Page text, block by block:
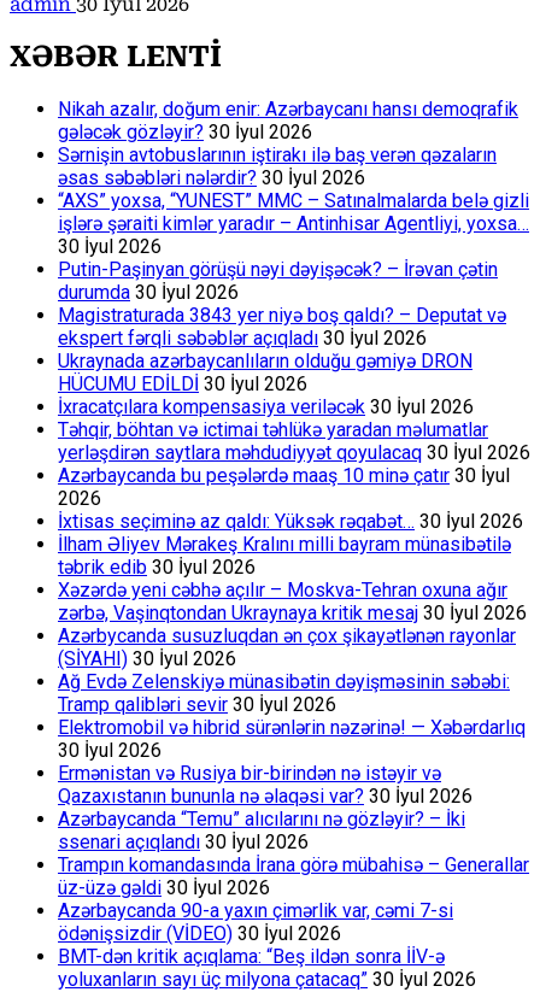
XƏBƏR LENTİ
Nikah azalır, doğum enir: Azərbaycanı hansı demoqrafik
gələcək gözləyir? 30 İyul 2026
Sərnişin avtobuslarının iştirakı ilə baş verən qəzaların
əsas səbəbləri nələrdir? 30 İyul 2026
“AXS” yoxsa, “YUNEST” MMC – Satınalmalarda belə gizli
işlərə şəraiti kimlər yaradır – Antinhisar Agentliyi, yoxsa…
30 İyul 2026
Putin-Paşinyan görüşü nəyi dəyişəcək? – İrəvan çətin
durumda 30 İyul 2026
Magistraturada 3843 yer niyə boş qaldı? – Deputat və
ekspert fərqli səbəblər açıqladı 30 İyul 2026
Ukraynada azərbaycanlıların olduğu gəmiyə DRON
HÜCUMU EDİLDİ 30 İyul 2026
İxracatçılara kompensasiya veriləcək 30 İyul 2026
Təhqir, böhtan və ictimai təhlükə yaradan məlumatlar
yerləşdirən saytlara məhdudiyyət qoyulacaq 30 İyul 2026
Azərbaycanda bu peşələrdə maaş 10 minə çatır 30 İyul
2026
İxtisas seçiminə az qaldı: Yüksək rəqabət… 30 İyul 2026
İlham Əliyev Mərakeş Kralını milli bayram münasibətilə
təbrik edib 30 İyul 2026
Xəzərdə yeni cəbhə açılır – Moskva-Tehran oxuna ağır
zərbə, Vaşinqtondan Ukraynaya kritik mesaj 30 İyul 2026
Azərbycanda susuzluqdan ən çox şikayətlənən rayonlar
(SİYAHI) 30 İyul 2026
Ağ Evdə Zelenskiyə münasibətin dəyişməsinin səbəbi:
Tramp qalibləri sevir 30 İyul 2026
Elektromobil və hibrid sürənlərin nəzərinə! — Xəbərdarlıq
30 İyul 2026
Ermənistan və Rusiya bir-birindən nə istəyir və
Qazaxıstanın bununla nə əlaqəsi var? 30 İyul 2026
Azərbaycanda “Temu” alıcılarını nə gözləyir? – İki
ssenari açıqlandı 30 İyul 2026
Trampın komandasında İrana görə mübahisə – Generallar
üz-üzə gəldi 30 İyul 2026
Azərbaycanda 90-a yaxın çimərlik var, cəmi 7-si
ödənişsizdir (VİDEO) 30 İyul 2026
BMT-dən kritik açıqlama: “Beş ildən sonra İİV-ə
yoluxanların sayı üç milyona çatacaq” 30 İyul 2026